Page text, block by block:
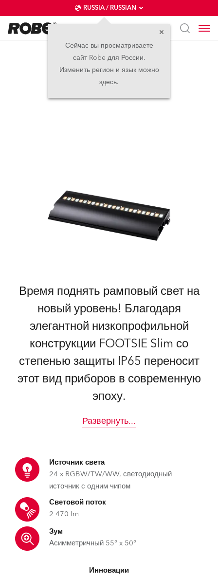
RUSSIA / RUSSIAN
Сейчас вы просматриваете
сайт Robe для России.
Изменить регион и язык можно
здесь.
FOOTSIE1™ Slim
Время поднять рамповый свет на
новый уровень! Благодаря
элегантной низкопрофильной
конструкции FOOTSIE Slim со
степенью защиты IP65 переносит
этот вид приборов в современную
эпоху.
Развернуть...
Источник света
24 x RGBW/TW/WW, светодиодный
источник с одним чипом
Световой поток
2 470 lm
Зум
Асимметричный 55° x 50°
Инновации